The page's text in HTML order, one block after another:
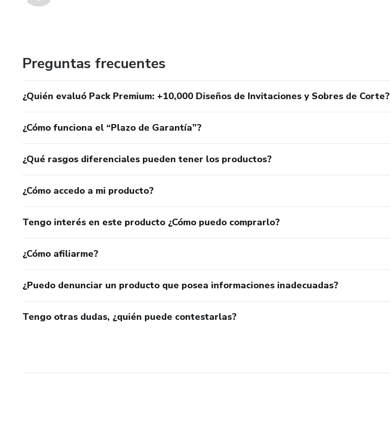
Preguntas frecuentes
¿Quién evaluó Pack Premium: +10,000 Diseños de Invitaciones y Sobres de Corte?
¿Cómo funciona el “Plazo de Garantía”?
¿Qué rasgos diferenciales pueden tener los productos?
¿Cómo accedo a mi producto?
Tengo interés en este producto ¿Cómo puedo comprarlo?
¿Cómo afiliarme?
¿Puedo denunciar un producto que posea informaciones inadecuadas?
Tengo otras dudas, ¿quién puede contestarlas?